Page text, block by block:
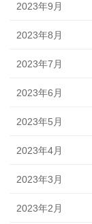
2023年9月
2023年8月
2023年7月
2023年6月
2023年5月
2023年4月
2023年3月
2023年2月